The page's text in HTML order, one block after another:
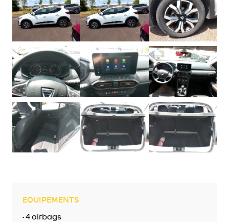
EQUIPEMENTS
• 4 airbags